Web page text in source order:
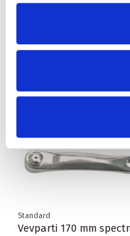
Standard
Vevparti 170 mm